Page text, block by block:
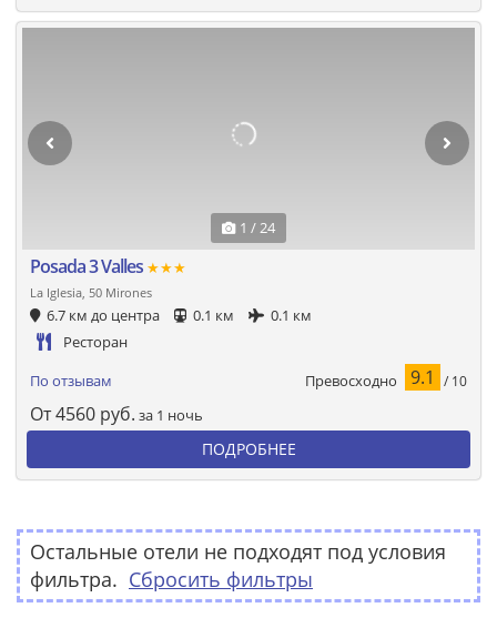
1 / 24
Posada 3 Valles ★★★
La Iglesia, 50 Mirones
6.7 км до центра 0.1 км
0.1 км
Ресторан
По отзывам Превосходно 9.1 / 10
От4560 руб. за 1 ночь
ПОДРОБНЕЕ
Остальные отели не подходят под условия
фильтра. Сбросить фильтры